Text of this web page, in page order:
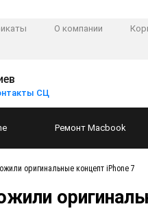
О компании
СЦ
Ремонт Macbook
оригинальные концепт iPhone 7